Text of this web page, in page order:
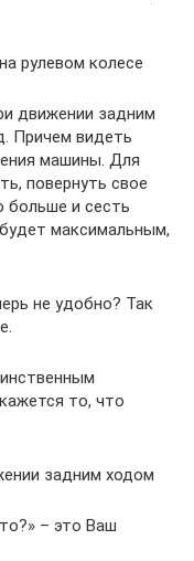
рулевом колесе
движении задним
Причем видеть
машины. Для
повернуть свое
больше и сесть
максимальным,
не удобно? Так
то, что
задним ходом
– это Ваш